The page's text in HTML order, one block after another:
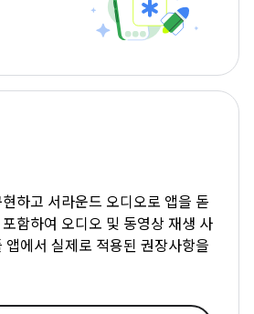
하고 서라운드 오디오로 앱을 돋
함하여 오디오 및 동영상 재생 사
앱에서 실제로 적용된 권장사항을